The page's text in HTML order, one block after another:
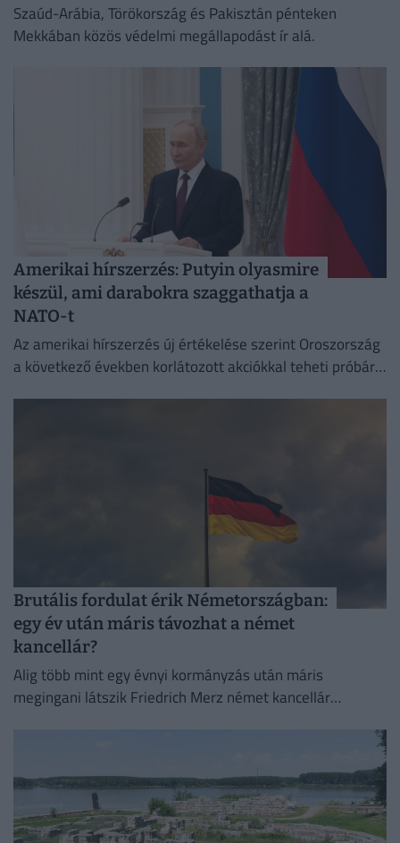
Szaúd-Arábia, Törökország és Pakisztán pénteken
Mekkában közös védelmi megállapodást ír alá.
Amerikai hírszerzés: Putyin olyasmire
készül, ami darabokra szaggathatja a
NATO-t
Az amerikai hírszerzés új értékelése szerint Oroszország
a következő években korlátozott akciókkal teheti próbára
Brutális fordulat érik Németországban:
egy év után máris távozhat a német
kancellár?
Alig több mint egy évnyi kormányzás után máris
megingani látszik Friedrich Merz német kancellár